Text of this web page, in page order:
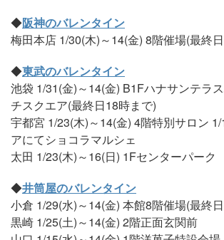
◆阪神のバレンタイン
梅田本店 1/30(木)～14(金) 8階催場(最終
◆東武のバレンタイン
池袋 1/31(金)～14(金) B1Fハナサンテラ
チスクエア(最終日18時まで)
宇都宮 1/23(木)～14(金) 4階特別サロン
アにてショコラマルシェ
太田 1/23(木)～16(日) 1Fセンターパーク
◆井筒屋のバレンタイン
小倉 1/29(水)～14(金) 本館8階催場(最終
黒崎 1/25(土)～14(金) 2階正面玄関前